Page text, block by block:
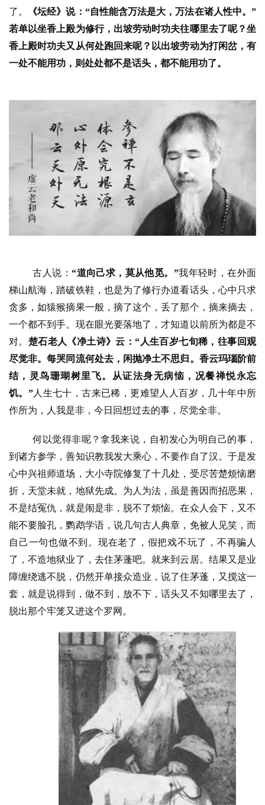
资
讯
八
了。
《坛经》说：“自性能含万法是大，万法在诸人性中。”
若单以坐香上殿为修行，出坡劳动时功夫往哪里去了呢？坐
香上殿时功夫又从何处跑回来呢？以出坡劳动为打闲岔，有
一处不能用功，则处处都不是话头，都不能用功了。
古人说：“道向己求，莫从他觅。 ”我年轻时，在外面
梯山航海，踏破铁鞋，也是为了修行办道看话头，心中只求
贪多，如猿猴摘果一般，摘了这个，丢了那个，摘来摘去，
一个都不到手。现在眼光要落地了，才知道以前所为都是不
对。 楚石老人《净土诗》云：“ 人生百岁七旬稀，往事回观
尽觉非。每哭同流何处去，闲抛净土不思归。香云玛瑙阶前
结，灵鸟珊瑚树里飞。从证法身无病恼，况餐禅悦永忘
饥。 ”人生七十，古来已稀，更难望人人百岁，几十年中所
作所为，人我是非，今日回想过去的事，尽觉全非。
何以觉得非呢？拿我来说，自初发心为明自己的事，
到诸方参学，善知识教我发大乘心，不要作自了汉。于是发
心中兴祖师道场，大小寺院修复了十几处，受尽苦楚烦恼磨
折，天堂未就，地狱先成。为人为法，虽是善因而招恶果，
不是结冤仇，就是闹是非，脱不了烦恼。在众人会下，又不
能不要脸孔，鹦鹉学语，说几句古人典章，免被人见笑，而
自己一句也做不到。现在老了，假把戏不玩了，不再骗人
了，不造地狱业了，去住茅蓬吧。就来到云居。结果又是业
障缠绕逃不脱，仍然开单接众造业，说了住茅蓬，又搅这一
套，就是说得到，做不到，放不下，话头又不知哪里去了，
脱出那个牢笼又进这个罗网。